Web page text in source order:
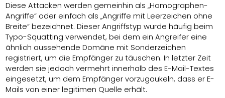
Diese Attacken werden gemeinhin als „Homographen-
Angriffe“ oder einfach als „Angriffe mit Leerzeichen ohne
Breite“ bezeichnet. Dieser Angriffstyp wurde häufig beim
Typo-Squatting verwendet, bei dem ein Angreifer eine
ähnlich aussehende Domäne mit Sonderzeichen
registriert, um die Empfänger zu täuschen. In letzter Zeit
werden sie jedoch vermehrt innerhalb des E-Mail-Textes
eingesetzt, um dem Empfänger vorzugaukeln, dass er E-
Mails von einer legitimen Quelle erhält.